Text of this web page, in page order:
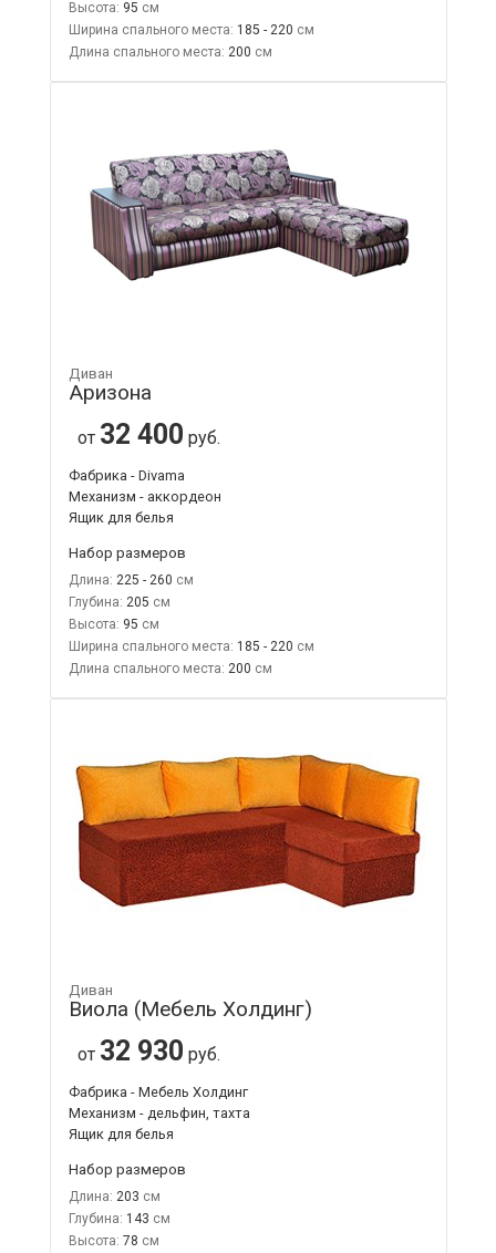
Высота: 95
Ширина спального места: 185 - 220
Длина спального места: 200
Диван
Аризона
от 32 400 руб.
Фабрика - Divama
Механизм - аккордеон
Ящик для белья
Набор размеров
Длина: 225 - 260
Глубина: 205
Высота: 95
Ширина спального места: 185 - 220
Длина спального места: 200
Диван
Виола (Мебель Холдинг)
от 32 930 руб.
Фабрика - Мебель Холдинг
Механизм - дельфин, тахта
Ящик для белья
Набор размеров
Длина: 203
Глубина: 143
Высота: 78